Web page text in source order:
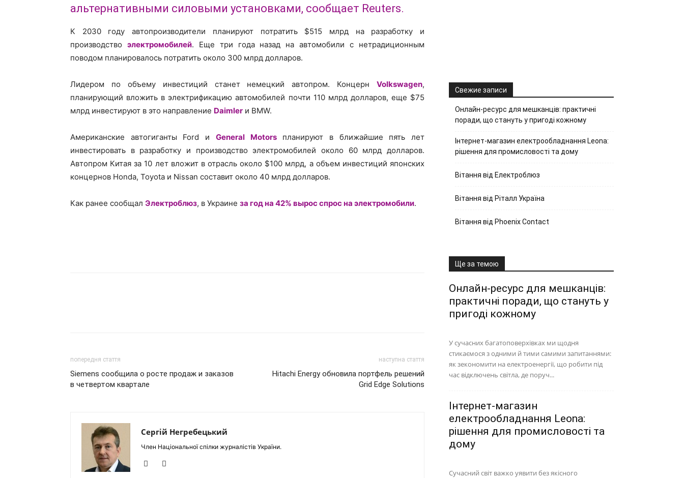
альтернативными силовыми установками, сообщает Reuters.
К 2030 году автопроизводители планируют потратить $515 млрд на разработку и
производство электромобилей. Еще три года назад на автомобили с нетрадиционным
поводом планировалось потратить около 300 млрд долларов.
Лидером по объему инвестиций станет немецкий автопром. Концерн Volkswagen,
планирующий вложить в электрификацию автомобилей почти 110 млрд долларов, еще $75
млрд инвестируют в это направление Daimler и BMW.
Американские автогиганты Ford и General Motorsпланируют в ближайшие пять лет
инвестировать в разработку и производство электромобилей около 60 млрд долларов.
Автопром Китая за 10 лет вложит в отрасль около $100 млрд, а объем инвестиций японских
концернов Honda, Toyota и Nissan составит около 40 млрд долларов.
Как ранее сообщал Электроблюз, в Украине за год на 42% вырос cпрос на электромобили.
попередня стаття
Siemens сообщила о росте продаж и заказов
в четвертом квартале
наступна стаття
Hitachi Energy обновила портфель решений
Grid Edge Solutions
Сергій Негребецький
Член Національної спілки журналістів України.
Свежие записи
Онлайн-ресурс для мешканців: практичні
поради, що стануть у пригоді кожному
Інтернет-магазин електрообладнання Leona:
рішення для промисловості та дому
Вітання від Електроблюз
Вітання від Ріталл Україна
Вітання від Phoenix Contact
Ще за темою
Онлайн-ресурс для мешканців:
практичні поради, що стануть у
пригоді кожному
У сучасних багатоповерхівках ми щодня
стикаємося з одними й тими самими запитаннями:
як зекономити на електроенергії, що робити під
час відключень світла, де поруч...
Інтернет-магазин
електрообладнання Leona:
рішення для промисловості та
дому
Сучасний світ важко уявити без якісного